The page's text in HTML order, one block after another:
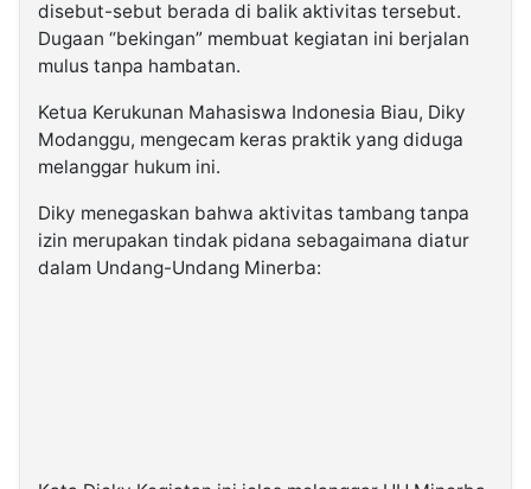
disebut-sebut berada di balik aktivitas tersebut.
Dugaan “bekingan” membuat kegiatan ini berjalan
mulus tanpa hambatan.
Ketua Kerukunan Mahasiswa Indonesia Biau, Diky
Modanggu, mengecam keras praktik yang diduga
melanggar hukum ini.
Diky menegaskan bahwa aktivitas tambang tanpa
izin merupakan tindak pidana sebagaimana diatur
dalam Undang-Undang Minerba: